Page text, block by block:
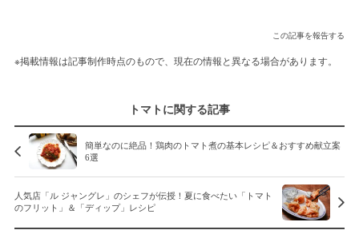
この記事を報告する
※掲載情報は記事制作時点のもので、現在の情報と異なる場合があります。
トマトに関する記事
簡単なのに絶品！鶏肉のトマト煮の基本レシピ＆おすすめ献立案
6選
人気店「ル ジャングレ」のシェフが伝授！夏に食べたい「トマト
のフリット」＆「ディップ」レシピ